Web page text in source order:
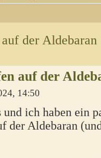
der Aldebaran
auf der
14:50
ich haben ein
der Aldebaran